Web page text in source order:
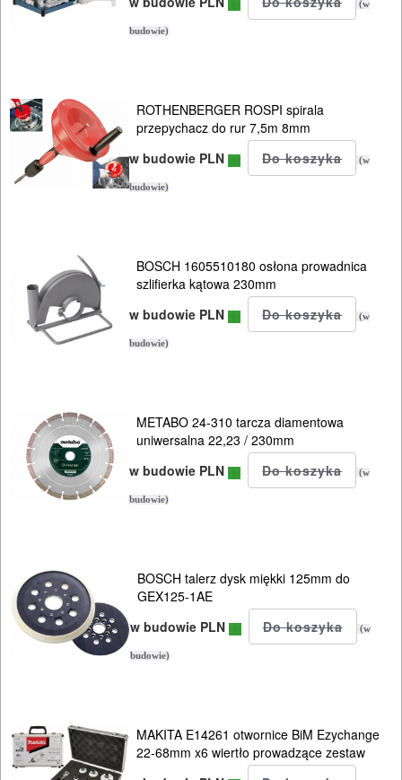
OSPRZĘT
PRĄDOWE
ODZIEŻ
ROBOCZA
SPRZĘT
AGD
OGRODNICZE
KOSIARKI-
KOSY
MYJKI
CIŚNIENIOWE
(w
budowie)
ROTHENBERGER ROSPI spirala
przepychacz do rur 7,5m 8mm
w budowie PLN
(w
budowie)
BOSCH 1605510180 osłona prowadnica
szlifierka kątowa 230mm
w budowie PLN
(w
budowie)
METABO 24-310 tarcza diamentowa
uniwersalna 22,23 / 230mm
w budowie PLN
(w
budowie)
BOSCH talerz dysk miękki 125mm do
GEX125-1AE
w budowie PLN
(w
budowie)
MAKITA E14261 otwornice BiM Ezychange
22-68mm x6 wiertło prowadzące zestaw